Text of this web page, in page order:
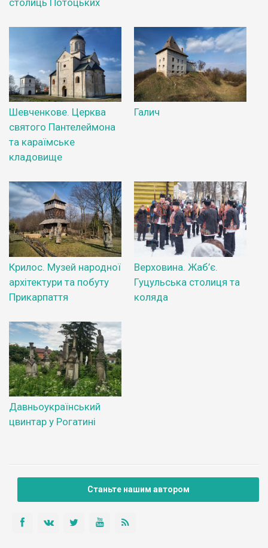
столиць Потоцьких
Шевченкове. Церква
святого Пантелеймона
та караїмське
кладовище
Галич
Крилос. Музей народної
архітектури та побуту
Прикарпаття
Верховина. Жаб’є.
Гуцульська столиця та
коляда
Давньоукраїнський
цвинтар у Рогатині
Станьте нашим автором